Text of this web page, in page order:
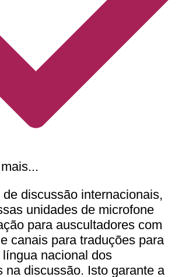
discussão internacionais,
unidades de microfone
para auscultadores com
canais para traduções para
nacional dos
na discussão. Isto garante a